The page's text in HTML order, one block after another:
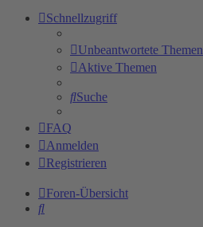
Schnellzugriff
Unbeantwortete Themen
Aktive Themen
Suche
FAQ
Anmelden
Registrieren
Foren-Übersicht
Suche